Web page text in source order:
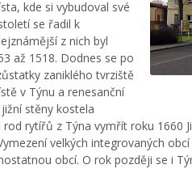
kde si vybudoval své
se řadil k
z nich byl
až 1518. Dodnes se po
zaniklého tvrziště
v Týnu a renesanční
stěny kostela
rod rytířů z Týna vymřít roku 1660
velkých integrovaných
obcí. O rok později se i